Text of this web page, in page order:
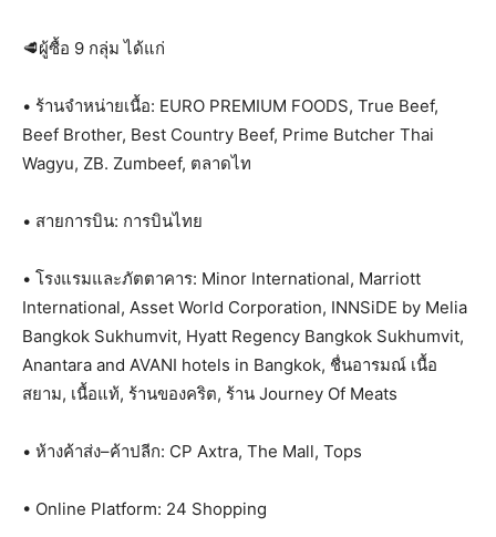
🥩ผู้ซื้อ 9 กลุ่ม ได้แก่
• ร้านจำหน่ายเนื้อ: EURO PREMIUM FOODS, True Beef,
Beef Brother, Best Country Beef, Prime Butcher Thai
Wagyu, ZB. Zumbeef, ตลาดไท
• สายการบิน: การบินไทย
• โรงแรมและภัตตาคาร: Minor International, Marriott
International, Asset World Corporation, INNSiDE by Melia
Bangkok Sukhumvit, Hyatt Regency Bangkok Sukhumvit,
Anantara and AVANI hotels in Bangkok, ชื่นอารมณ์ เนื้อ
สยาม, เนื้อแท้, ร้านของคริต, ร้าน Journey Of Meats
• ห้างค้าส่ง–ค้าปลีก: CP Axtra, The Mall, Tops
• Online Platform: 24 Shopping